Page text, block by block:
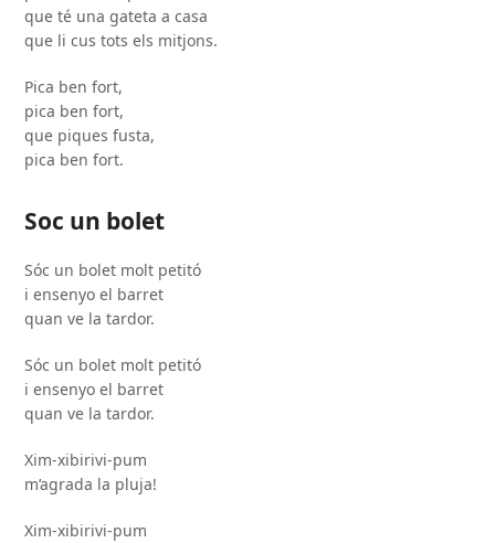
que té una gateta a casa
que li cus tots els mitjons.
Pica ben fort,
pica ben fort,
que piques fusta,
pica ben fort.
Soc un bolet
Sóc un bolet molt petitó
i ensenyo el barret
quan ve la tardor.
Sóc un bolet molt petitó
i ensenyo el barret
quan ve la tardor.
Xim-xibirivi-pum
m’agrada la pluja!
Xim-xibirivi-pum